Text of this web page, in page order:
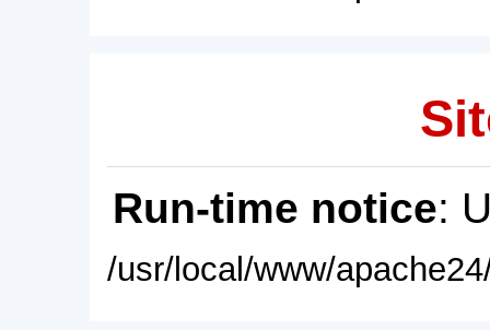
Run-time notice:
/usr/local/www/